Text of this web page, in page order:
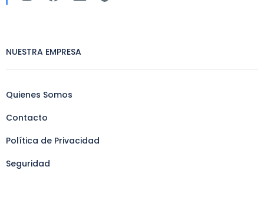
NUESTRA EMPRESA
Quienes Somos
Contacto
Política de Privacidad
Seguridad